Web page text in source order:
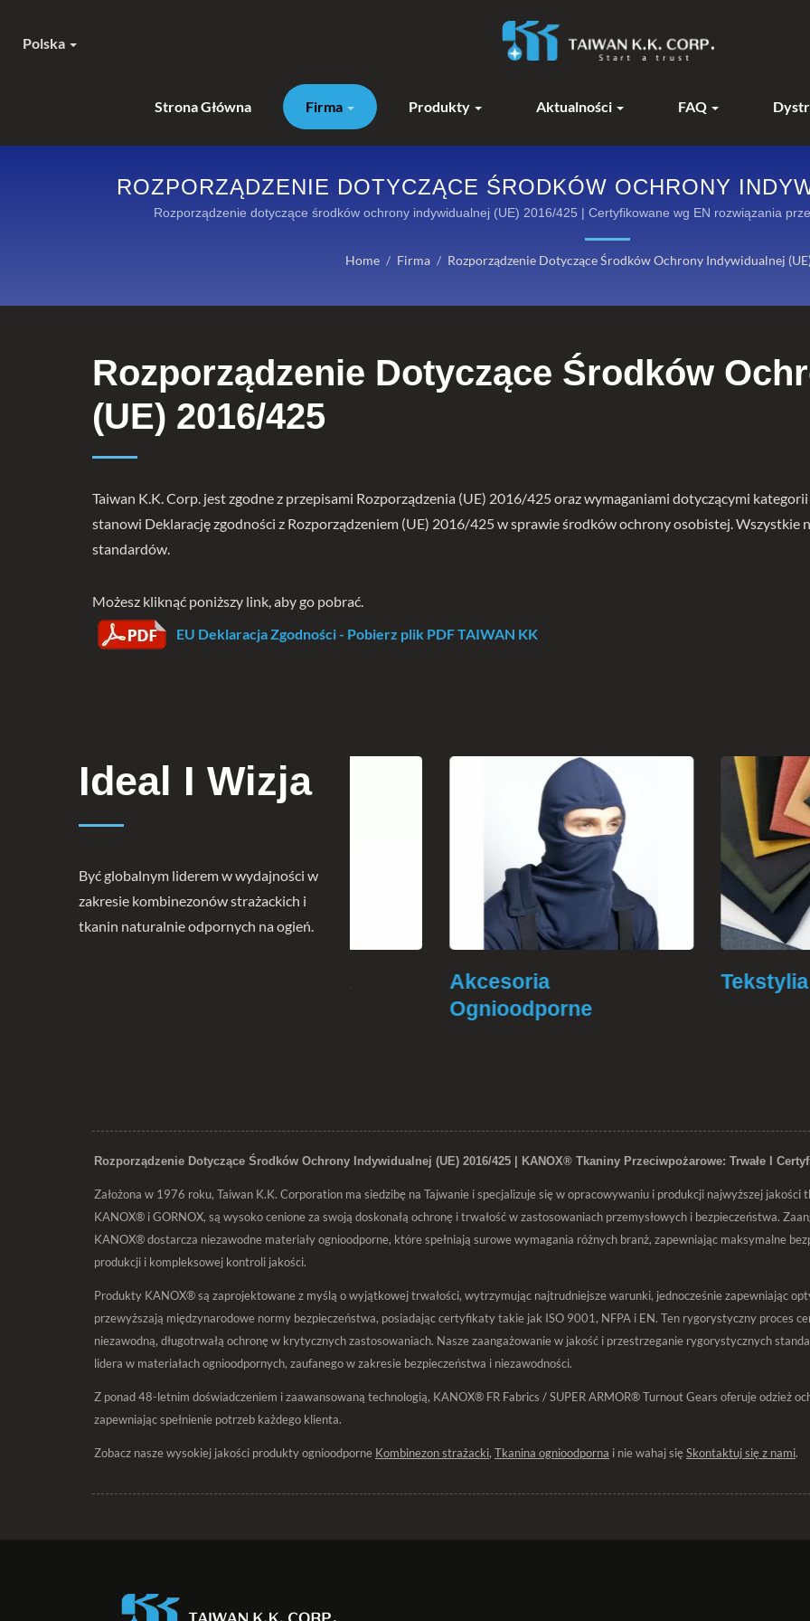
Strona Główna Firma Produkty Aktualności FAQ
Polska
ROZPORZĄDZENIE DOTYCZĄCE ŚRODKÓW OCHRONY
WYSOKOWYDAJNY SPRZĘT OGNIOODPORNY KANOX®:
Rozporządzenie dotyczące środków ochrony indywidualnej (UE) 2016/425 | Certyfikowane wg EN rozwiązania
Home / Firma / Rozporządzenie Dotyczące Środków Ochrony Indywidualnej
Rozporządzenie Dotyczące Środków
(UE) 2016/425
Taiwan K.K. Corp. jest zgodne z przepisami Rozporządzenia (UE) 2016/425 oraz wymaganiami dotyczącymi
stanowi Deklarację zgodności z Rozporządzeniem (UE) 2016/425 w sprawie środków ochrony osobistej. Wszystkie
standardów.
Możesz kliknąć poniższy link, aby go pobrać.
EU Deklaracja Zgodności - Pobierz plik PDF TAIWAN KK
Ideal I Wizja
Być globalnym liderem w wydajności w
zakresie kombinezonów strażackich i
tkanin naturalnie odpornych na ogień.
Akcesoria
Ognioodporne
Tekstylia
Rozporządzenie Dotyczące Środków Ochrony Indywidualnej (UE) 2016/425 | KANOX® Tkaniny Przeciwpożarowe: Trwałe I
Założona w 1976 roku, Taiwan K.K. Corporation ma siedzibę na Tajwanie i specjalizuje się w opracowywaniu i produkcji najwyższej
KANOX® i GORNOX, są wysoko cenione za swoją doskonałą ochronę i trwałość w zastosowaniach przemysłowych i bezpieczeństwa.
KANOX® dostarcza niezawodne materiały ognioodporne, które spełniają surowe wymagania różnych branż, zapewniając maksymalne
produkcji i kompleksowej kontroli jakości.
Produkty KANOX® są zaprojektowane z myślą o wyjątkowej trwałości, wytrzymując najtrudniejsze warunki, jednocześnie zapewniając
przewyższają międzynarodowe normy bezpieczeństwa, posiadając certyfikaty takie jak ISO 9001, NFPA i EN. Ten rygorystyczny proces
niezawodną, długotrwałą ochronę w krytycznych zastosowaniach. Nasze zaangażowanie w jakość i przestrzeganie rygorystycznych
lidera w materiałach ognioodpornych, zaufanego w zakresie bezpieczeństwa i niezawodności.
Z ponad 48-letnim doświadczeniem i zaawansowaną technologią, KANOX® FR Fabrics / SUPER ARMOR® Turnout Gears oferuje odzież
zapewniając spełnienie potrzeb każdego klienta.
Zobacz nasze wysokiej jakości produkty ognioodporne Kombinezon strażacki, Tkanina ognioodporna i nie wahaj sięSkontaktuj się z nami.